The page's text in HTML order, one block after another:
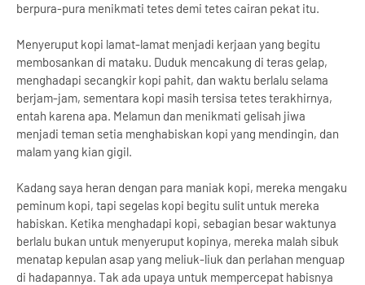
berpura-pura menikmati tetes demi tetes cairan pekat itu.
Menyeruput kopi lamat-lamat menjadi kerjaan yang begitu
membosankan di mataku. Duduk mencakung di teras gelap,
menghadapi secangkir kopi pahit, dan waktu berlalu selama
berjam-jam, sementara kopi masih tersisa tetes terakhirnya,
entah karena apa. Melamun dan menikmati gelisah jiwa
menjadi teman setia menghabiskan kopi yang mendingin, dan
malam yang kian gigil.
Kadang saya heran dengan para maniak kopi, mereka mengaku
peminum kopi, tapi segelas kopi begitu sulit untuk mereka
habiskan. Ketika menghadapi kopi, sebagian besar waktunya
berlalu bukan untuk menyeruput kopinya, mereka malah sibuk
menatap kepulan asap yang meliuk-liuk dan perlahan menguap
di hadapannya. Tak ada upaya untuk mempercepat habisnya